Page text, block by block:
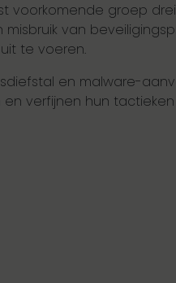
voorkomende groep
van
te voeren.
en malware-
verfijnen hun